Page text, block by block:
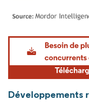
Image © Mordor Intelligence.
Développements